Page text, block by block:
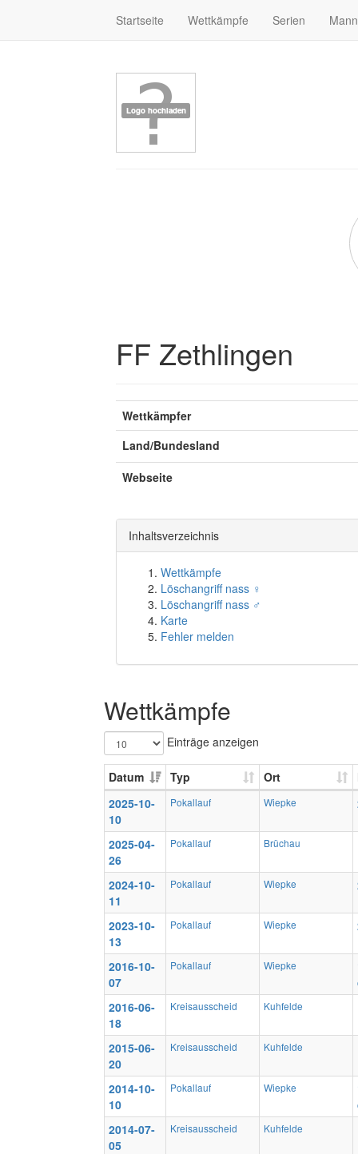
Startseite Wettkämpfe Serien
FF Zethlingen
Wettkämpfer
Land/Bundesland
Webseite
Inhaltsverzeichnis
Wettkämpfe
Löschangriff nass ♀
Löschangriff nass ♂
Karte
Fehler melden
Wettkämpfe
Einträge anzeigen
Datum Typ Ort
2025-10-
10
Pokallauf Wiepke
2025-04-
26
Pokallauf Brüchau
2024-10-
11
Pokallauf Wiepke
2023-10-
13
Pokallauf Wiepke
2016-10-
07
Pokallauf Wiepke
2016-06-
18
Kreisausscheid Kuhfelde
2015-06-
20
Kreisausscheid Kuhfelde
2014-10-
10
Pokallauf Wiepke
2014-07-
05
Kreisausscheid Kuhfelde